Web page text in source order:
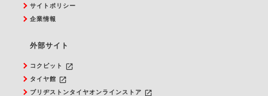
サイトポリシー
企業情報
外部サイト
コクピット launch
タイヤ館 launch
ブリヂストンタイヤオンラインストア launch